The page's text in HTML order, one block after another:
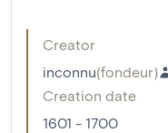
Creator
inconnu(fondeur)
Creation date
1601 - 1700